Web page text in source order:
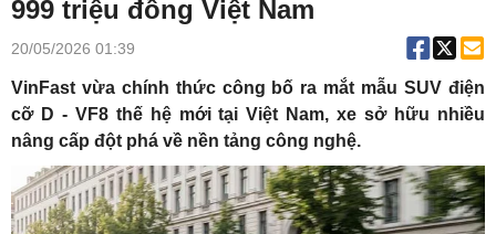
999 triệu đồng Việt Nam
20/05/2026 01:39
VinFast vừa chính thức công bố ra mắt mẫu SUV điện
cỡ D - VF8 thế hệ mới tại Việt Nam, xe sở hữu nhiều
nâng cấp đột phá về nền tảng công nghệ.